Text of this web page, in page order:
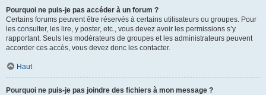
Pourquoi ne puis-je pas accéder à un forum ?
Certains forums peuvent être réservés à certains utilisateurs ou groupes. Pour
les consulter, les lire, y poster, etc., vous devez avoir les permissions s’y
rapportant. Seuls les modérateurs de groupes et les administrateurs peuvent
accorder ces accès, vous devez donc les contacter.
Haut
Pourquoi ne puis-je pas joindre des fichiers à mon message ?